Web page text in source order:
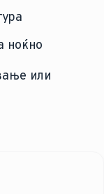
ноќно
или